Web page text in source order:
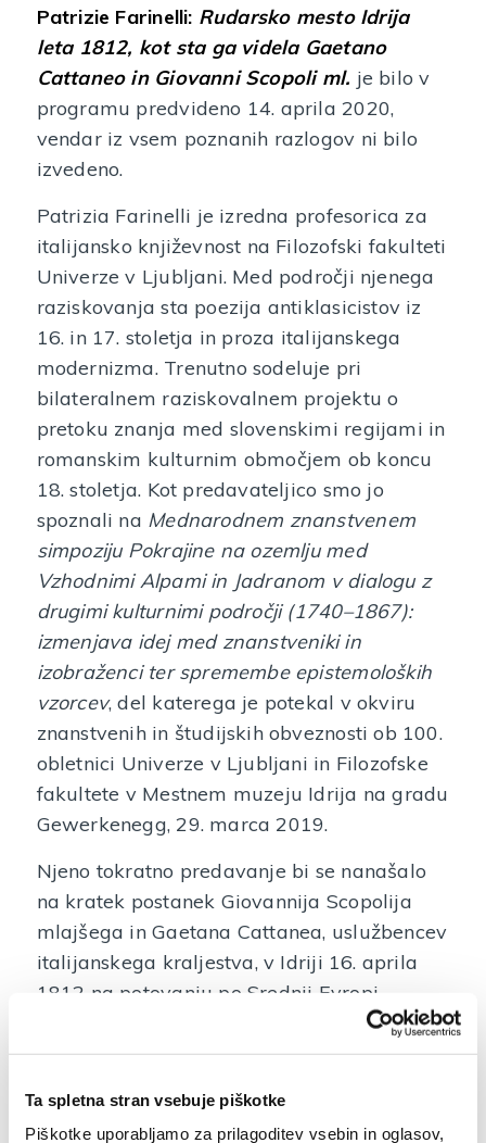
Ta spletna stran vsebuje piškotke
Piškotke uporabljamo za prilagoditev vsebin in oglasov,
Patrizie Farinelli: Rudarsko mesto Idrija
leta 1812, kot sta ga videla Gaetano
Cattaneo in Giovanni Scopoli ml. je bilo v
programu predvideno 14. aprila 2020,
vendar iz vsem poznanih razlogov ni bilo
izvedeno.
Patrizia Farinelli je izredna profesorica za
italijansko književnost na Filozofski fakulteti
Univerze v Ljubljani. Med področji njenega
raziskovanja sta poezija antiklasicistov iz
16. in 17. stoletja in proza italijanskega
modernizma. Trenutno sodeluje pri
bilateralnem raziskovalnem projektu o
pretoku znanja med slovenskimi regijami in
romanskim kulturnim območjem ob koncu
18. stoletja. Kot predavateljico smo jo
spoznali na Mednarodnem znanstvenem
simpoziju Pokrajine na ozemlju med
Vzhodnimi Alpami in Jadranom v dialogu z
drugimi kulturnimi področji (1740–1867):
izmenjava idej med znanstveniki in
izobraženci ter spremembe epistemoloških
vzorcev, del katerega je potekal v okviru
znanstvenih in študijskih obveznosti ob 100.
obletnici Univerze v Ljubljani in Filozofske
fakultete v Mestnem muzeju Idrija na gradu
Gewerkenegg, 29. marca 2019.
Njeno tokratno predavanje bi se nanašalo
na kratek postanek Giovannija Scopolija
mlajšega in Gaetana Cattanea, uslužbencev
italijanskega kraljestva, v Idriji 16. aprila
1812 na potovanju po Srednji Evropi.
Popotnika sta bila navdušena nad razvojem
industrijske tehnologije in organizacijo dela
potopisnem materialu: na zasebnem